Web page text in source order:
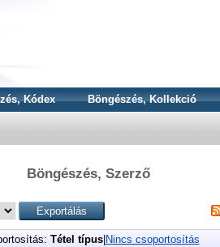
Kódex Böngészés, Kollekció
Böngészés, Szerző
Tétel típus| Nincs csoportosítás